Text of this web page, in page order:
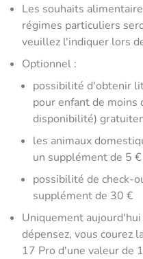
Les souhaits
régimes particuliers
veuillez l'indiquer lors
Optionnel :
possibilité d'obtenir
pour enfant de moins
disponibilité)
les animaux
un supplément de 5 €
possibilité de check-
supplément de 30 €
Uniquement
dépensez, vous courez
17 Pro d'une valeur de